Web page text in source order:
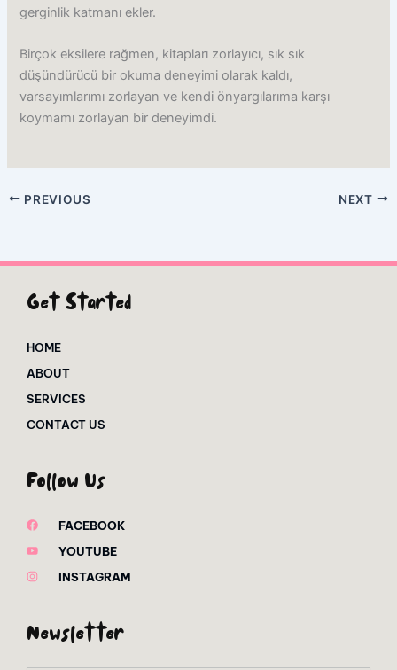
gerginlik katmanı ekler.
Birçok eksilere rağmen, kitapları zorlayıcı, sık sık
düşündürücü bir okuma deneyimi olarak kaldı,
varsayımlarımı zorlayan ve kendi önyargılarıma karşı
koymamı zorlayan bir deneyimdi.
PREVIOUS NEXT
Get Started
HOME
ABOUT
SERVICES
CONTACT US
Follow Us
FACEBOOK
YOUTUBE
INSTAGRAM
Newsletter